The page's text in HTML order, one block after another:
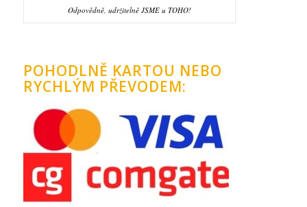
Odpovědně, udržitelně JSME u TOHO!
POHODLNĚ KARTOU NEBO
RYCHLÝM PŘEVODEM: